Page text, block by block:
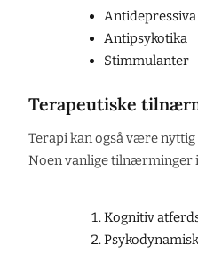
Antidepressiva
Antipsykotika
Stimmulanter
Terapeutiske
Terapi kan også være
Noen vanlige tilnærminger
Kognitiv